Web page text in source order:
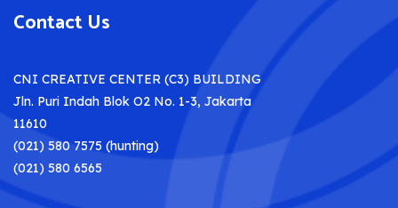
Contact Us
CNI CREATIVE CENTER (C3) BUILDING
Jln. Puri Indah Blok O2 No. 1-3, Jakarta
11610
(021) 580 7575 (hunting)
(021) 580 6565